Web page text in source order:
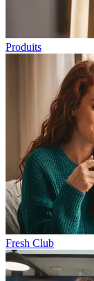
Produits
Fresh Club